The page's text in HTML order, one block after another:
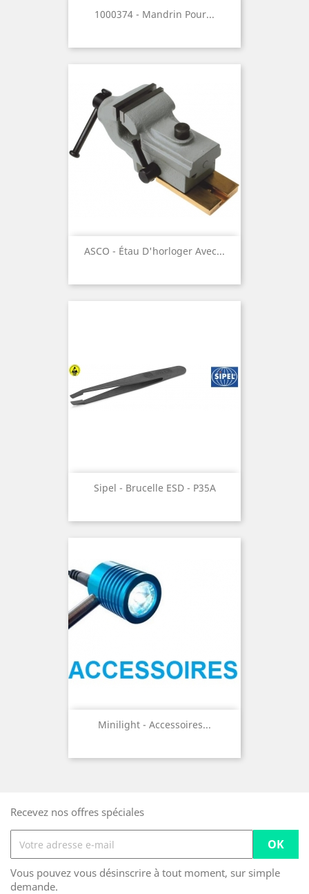
1000374 - Mandrin Pour...
ASCO - Étau D'horloger Avec...
Sipel - Brucelle ESD - P35A
Minilight - Accessoires...
Recevez nos offres spéciales
Vous pouvez vous désinscrire à tout moment, sur simple
demande.